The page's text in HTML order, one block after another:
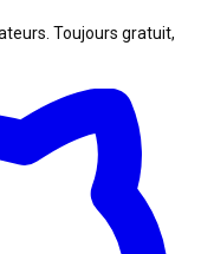
Toujours gratuit,